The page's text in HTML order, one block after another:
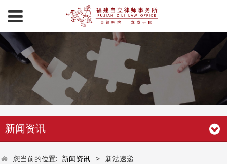
新闻资讯
您当前的位置: 新闻资讯 > 新法速递